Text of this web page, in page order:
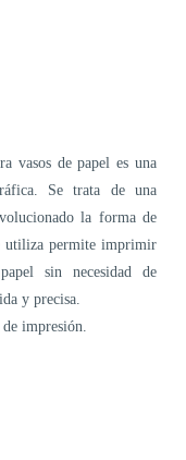
vasos de papel es una
Se trata de una
la forma de
utiliza permite imprimir
sin necesidad de
y precisa.
de impresión.